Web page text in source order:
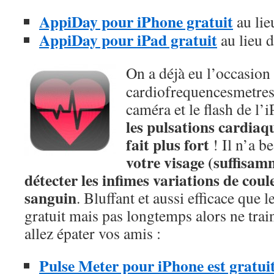
AppiDay pour iPhone gratuit au
AppiDay pour iPad gratuit au lieu
On a déjà eu
caméra et le flash de
les pulsations
fait plus fort ! Il n’a
votre visage
détecter les infimes variations de
sanguin. Bluffant et aussi efficace que
gratuit mais pas longtemps alors ne
allez épater vos amis :
Pulse Meter pour iPhone est